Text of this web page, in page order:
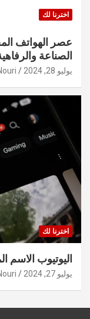
اخترنا لك
عصر الهواتف
الصناعة
يوليو 28, 2024
اخترنا لك
اليوتيوب الاسم
يوليو 27, 2024